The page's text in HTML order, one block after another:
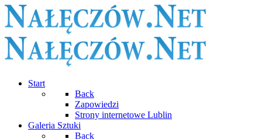
Start
Back
Zapowiedzi
Strony internetowe Lublin
Galeria Sztuki
Back